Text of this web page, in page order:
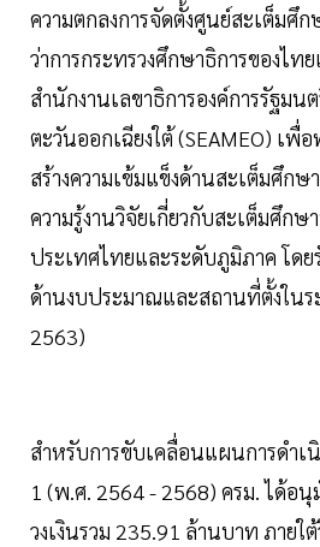
ความตกลงการจัดตั้งศูนย์สะเต็มศึก
ว่าการกระทรวงศึกษาธิการของไท
สำนักงานเลขาธิการองค์การรัฐมน
ตะวันออกเฉียงใต้ (SEAMEO) เ
สร้างความเข้มแข็งด้านสะเต็มศึก
ความรู้งานวิจัยเกี่ยวกับสะเต็มศึก
ประเทศไทยและระดับภูมิภาค โด
ด้านงบประมาณและสถานที่ตั้งใน
2563)
สำหรับการขับเคลื่อนแผนการดำเ
1 (พ.ศ. 2564 - 2568) ครม. ได้อ
วงเงินรวม 235.91 ล้านบาท ภาย